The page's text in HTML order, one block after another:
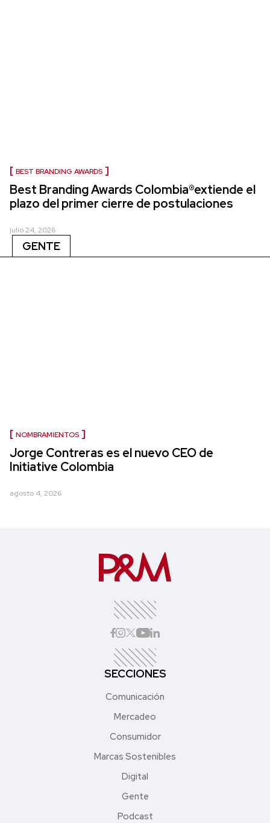
BEST BRANDING AWARDS
Best Branding Awards Colombia®extiende el
plazo del primer cierre de postulaciones
julio 24, 2026
GENTE
NOMBRAMIENTOS
Jorge Contreras es el nuevo CEO de
Initiative Colombia
agosto 4, 2026
SECCIONES
Comunicación
Mercadeo
Consumidor
Marcas Sostenibles
Digital
Gente
Podcast